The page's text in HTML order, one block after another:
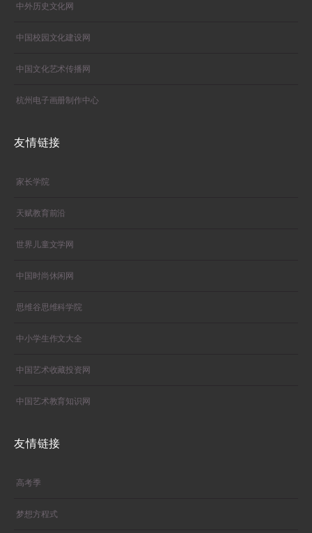
中外历史文化网
中国校园文化建设网
中国文化艺术传播网
杭州电子画册制作中心
友情链接
家长学院
天赋教育前沿
世界儿童文学网
中国时尚休闲网
思维谷思维科学院
中小学生作文大全
中国艺术收藏投资网
中国艺术教育知识网
友情链接
高考季
梦想方程式